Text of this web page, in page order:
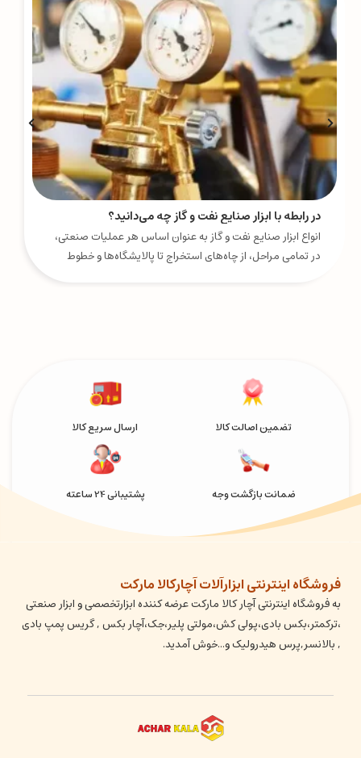
در رابطه با ابزار صنایع نفت و گاز چه می‌دانید؟
انواع ابزار صنایع نفت و گاز به عنوان اساس هر عملیات صنعتی،
در تمامی مراحل، از چاه‌های استخراج تا پالایشگاه‌ها و خطوط
تضمین اصالت کالا ارسال سریع کالا
ضمانت بازگشت وجه پشتیبانی 24 ساعته
فروشگاه اینترنتی ابزارآلات آچارکالا مارکت
به فروشگاه اینترنتی آچار کالا مارکت عرضه کننده ابزارتخصصی و ابزار صنعتی
،ترکمتر،بکس بادی،پولی کش،مولتی پلیر،جک،آچار بکس , گریس پمپ بادی
, بالانسر,پرس هیدرولیک و...خوش آمدید.